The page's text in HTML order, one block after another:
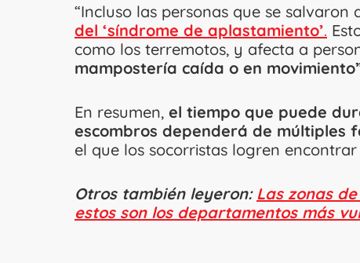
“Incluso las personas que se salvaron
del ‘síndrome de aplastamiento’.
como los terremotos, y afecta a
mampostería caída o en
En resumen, el tiempo que puede
escombros dependerá de múltiples
el que los socorristas logren
Otros también leyeron: Las zonas
estos son los departamentos más